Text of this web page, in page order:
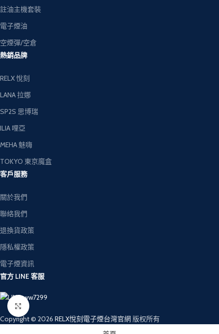
Click to enlarge
註油主機套裝
電子煙油
空煙彈/空倉
熱銷品牌
RELX 悅刻
LANA 拉娜
SP2S 思博瑞
ILIA 哩亞
MEHA 魅嗨
TOKYO 東京魔盒
客戶服務
關於我們
聯絡我們
退換貨政策
隱私權政策
電子煙資訊
官方 LINE 客服
Copyright © 2026 RELX悅刻電子煙台灣官網 版权所有